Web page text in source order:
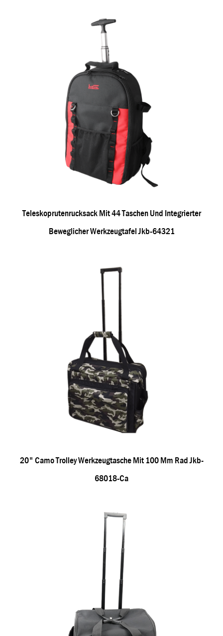
Teleskoprutenrucksack Mit 44 Taschen Und Integrierter
Beweglicher Werkzeugtafel Jkb-64321
20" Camo Trolley Werkzeugtasche Mit 100 Mm Rad Jkb-
68018-Ca